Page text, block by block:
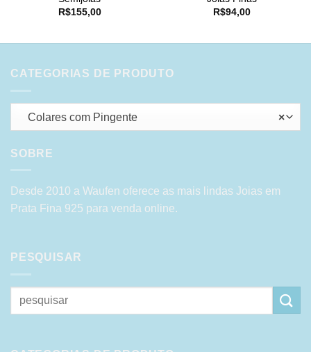
R$155,00
R$94,00
CATEGORIAS DE PRODUTO
×
Colares com Pingente
SOBRE
Desde 2010 a Waufen oferece as mais lindas Joias em
Prata Fina 925 para venda online.
PESQUISAR
Pesquisar
por: